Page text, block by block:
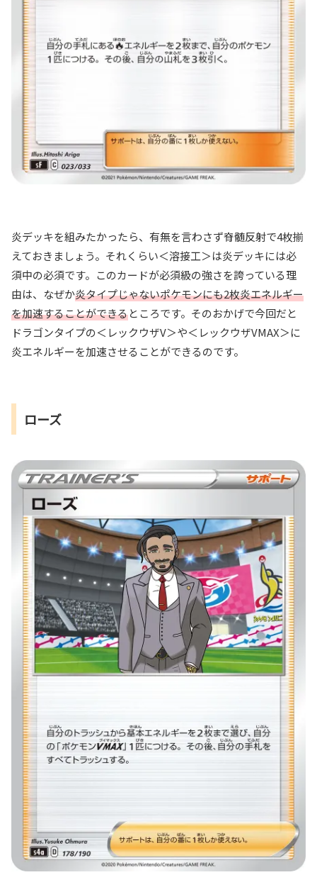
炎デッキを組みたかったら、有無を言わさず脊髄反射で4枚揃
えておきましょう。それくらい＜溶接工＞は炎デッキには必
須中の必須です。このカードが必須級の強さを誇っている理
由は、なぜか炎タイプじゃないポケモンにも2枚炎エネルギー
を加速することができるところです。そのおかげで今回だと
ドラゴンタイプの＜レックウザV＞や＜レックウザVMAX＞に
炎エネルギーを加速させることができるのです。
ローズ